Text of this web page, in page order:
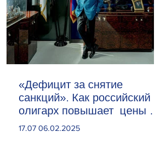
«Дефицит за снятие
санкций». Как российский
олигарх повышает цены на
сливочное масло
17.07 06.02.2025